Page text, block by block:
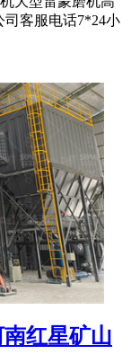
司客服电话7*24小
红星矿山